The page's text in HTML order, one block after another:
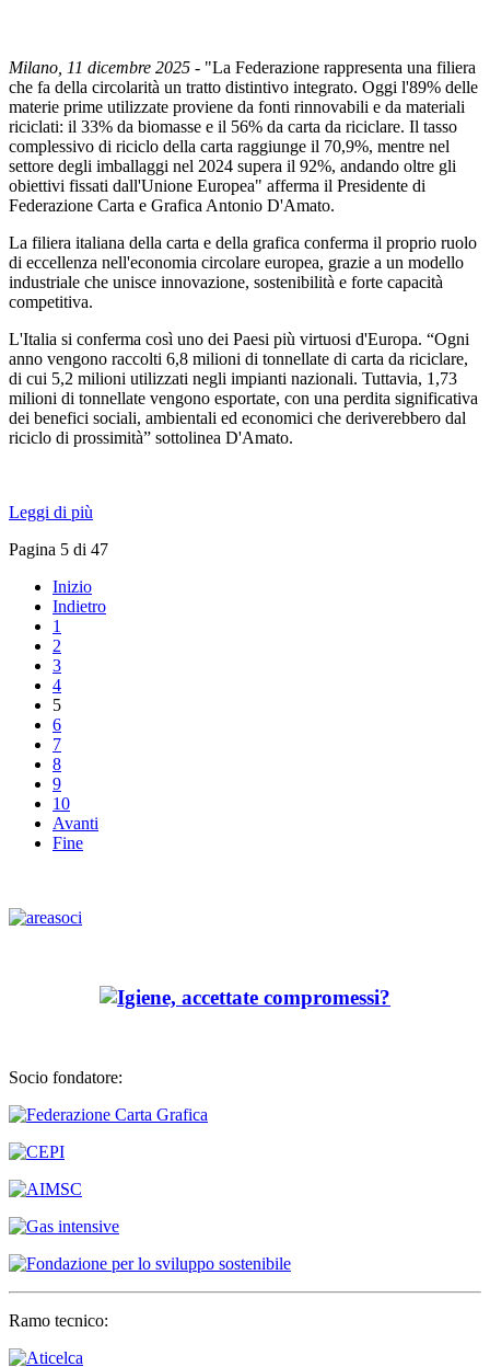
Milano, 11 dicembre 2025 - "La Federazione rappresenta una filiera
che fa della circolarità un tratto distintivo integrato. Oggi l'89% delle
materie prime utilizzate proviene da fonti rinnovabili e da materiali
riciclati: il 33% da biomasse e il 56% da carta da riciclare. Il tasso
complessivo di riciclo della carta raggiunge il 70,9%, mentre nel
settore degli imballaggi nel 2024 supera il 92%, andando oltre gli
obiettivi fissati dall'Unione Europea" afferma il Presidente di
Federazione Carta e Grafica Antonio D'Amato.
La filiera italiana della carta e della grafica conferma il proprio ruolo
di eccellenza nell'economia circolare europea, grazie a un modello
industriale che unisce innovazione, sostenibilità e forte capacità
competitiva.
L'Italia si conferma così uno dei Paesi più virtuosi d'Europa. “Ogni
anno vengono raccolti 6,8 milioni di tonnellate di carta da riciclare,
di cui 5,2 milioni utilizzati negli impianti nazionali. Tuttavia, 1,73
milioni di tonnellate vengono esportate, con una perdita significativa
dei benefici sociali, ambientali ed economici che deriverebbero dal
riciclo di prossimità” sottolinea D'Amato.
Leggi di più
Pagina 5 di 47
Inizio
Indietro
1
2
3
4
5
6
7
8
9
10
Avanti
Fine
Socio fondatore:
Ramo tecnico: